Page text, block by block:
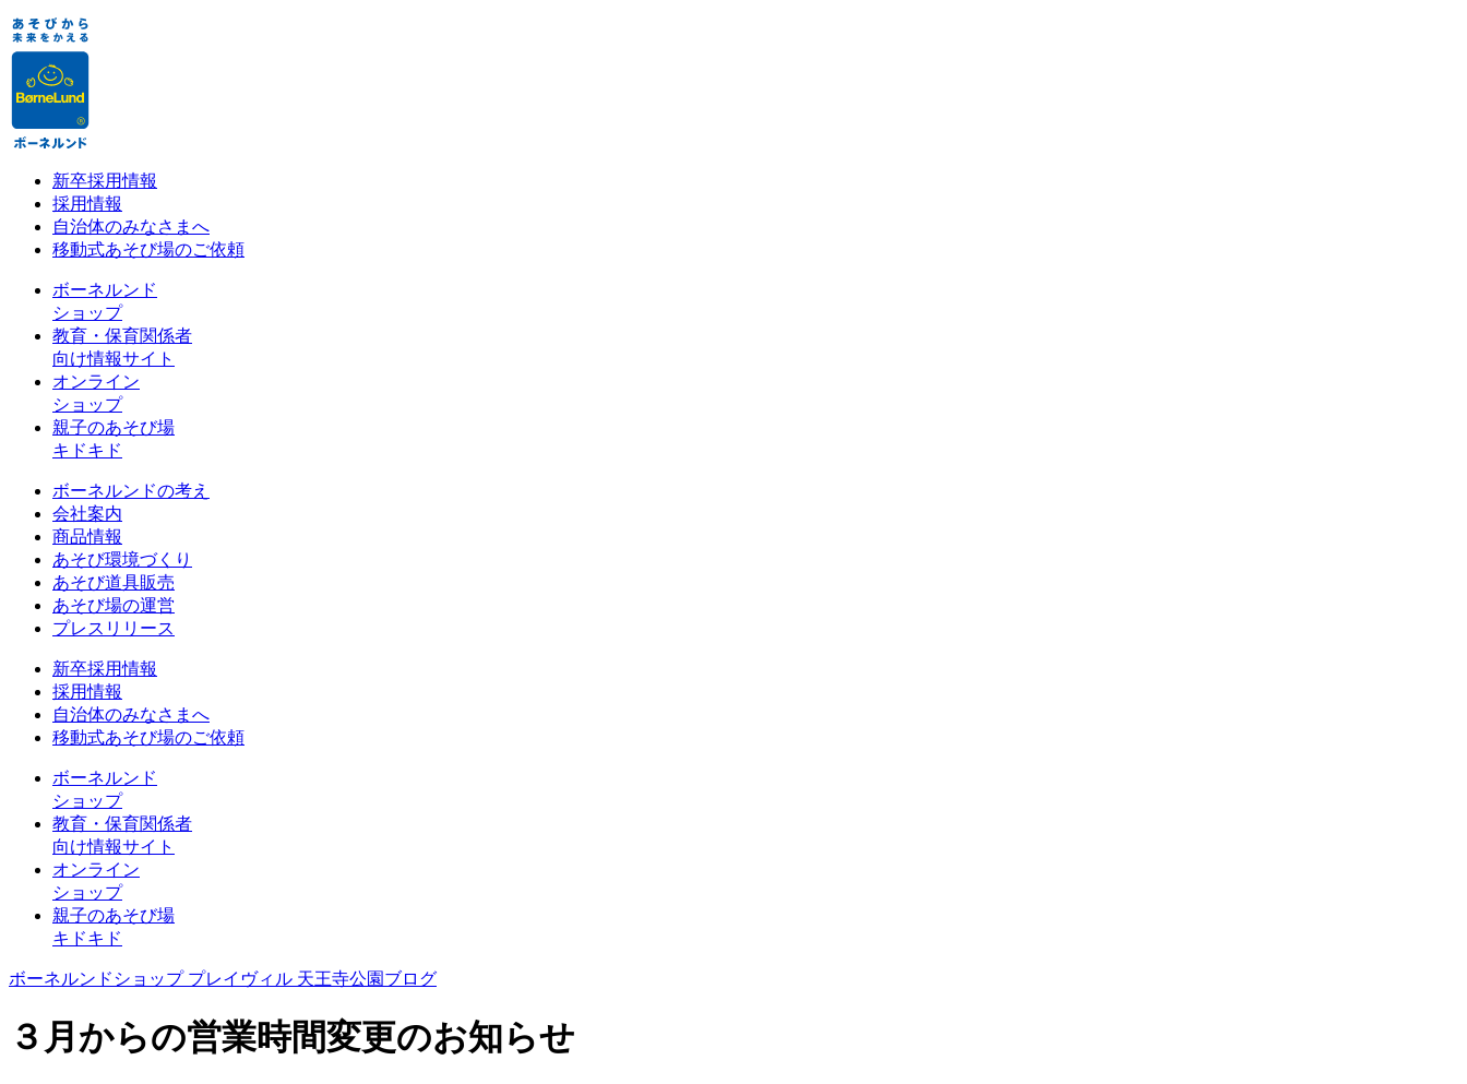
新卒採用情報
採用情報
自治体のみなさまへ
移動式あそび場のご依頼
ボーネルンド
ショップ
教育・保育関係者
向け情報サイト
オンライン
ショップ
親子のあそび場
キドキド
ボーネルンドの考え
会社案内
商品情報
あそび環境づくり
あそび道具販売
あそび場の運営
プレスリリース
新卒採用情報
採用情報
自治体のみなさまへ
移動式あそび場のご依頼
ボーネルンド
ショップ
教育・保育関係者
向け情報サイト
オンライン
ショップ
親子のあそび場
キドキド
ボーネルンドショップ プレイヴィル 天王寺公園ブログ
３月からの営業時間変更のお知らせ